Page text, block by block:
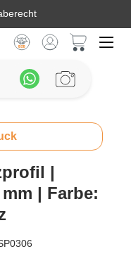
|
| Farbe: